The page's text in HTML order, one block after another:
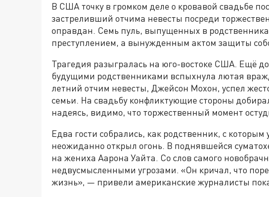
В США точку в громком деле о кровавой свадьбе
застреливший отчима невесты посреди
оправдан. Семь пуль, выпущенных в
преступлением, а вынужденным актом защиты
Трагедия разыгралась на юго-востоке США. Ещё
будущими родственниками вспыхнула лютая
летний отчим невесты, Джейсон Мохон, успел
семьи. На свадьбу конфликтующие стороны
надеясь, видимо, что торжественный момент
Едва гости собрались, как родственник, с которым
неожиданно открыл огонь. В поднявшейся
на жениха Аарона Уайта. Со слов самого
недвусмысленными угрозами. «Он кричал, что
жизнь», — привели американские журналисты